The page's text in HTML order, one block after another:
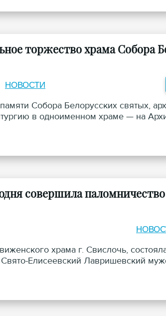
торжество храма Собора
НОВОСТИ
Собора Белорусских святых,
в одноименном храме — на
совершила
храма г. Свислочь,
Елисеевский Лавришевский